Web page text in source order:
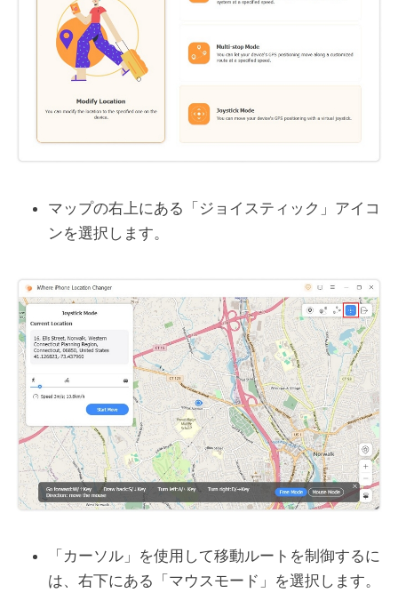
マップの右上にある「ジョイスティック」アイコ
ンを選択します。
「カーソル」を使用して移動ルートを制御するに
は、右下にある「マウスモード」を選択します。